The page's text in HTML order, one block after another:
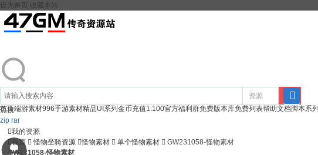
设为首页 收藏本站
资源
搜
热搜:
zip rar
首页端游素材996手游素材精品UI系列 金币充值1:100官方福利群免费版本库免费列表帮助文档脚本系列
我的资源
首页  怪物坐骑资源 怪物素材  单个怪物素材  GW231058-怪物素材
GW231058-怪物素材